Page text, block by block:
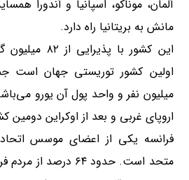
آلمان، موناکو، اسپانیا و آندورا
مانش به بریتانیا راه دارد.
این کشور با
میلیون نفر و واحد پول آن یورو
اروپای غربی و بعد از اوکراین دومین
فرانسه یکی از اعضای موسس